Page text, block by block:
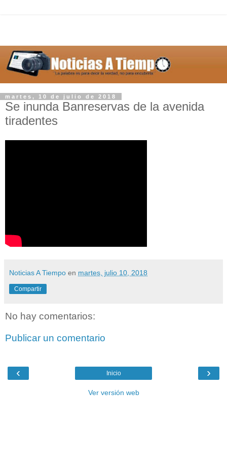
martes, 10 de julio de 2018
Se inunda Banreservas de la avenida
tiradentes
Noticias A Tiempo en martes, julio 10, 2018
Compartir
No hay comentarios:
Publicar un comentario
‹ ›
Inicio
Ver versión web